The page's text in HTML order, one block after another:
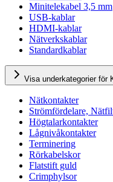
Minitelekabel 3,5 mm
USB-kablar
HDMI-kablar
Nätverkskablar
Standardkablar
Visa underkategorier för
Nätkontakter
Strömfördelare,
Högtalarkontakter
Lågnivåkontakter
Terminering
Rörkabelskor
Flatstift guld
Crimphylsor